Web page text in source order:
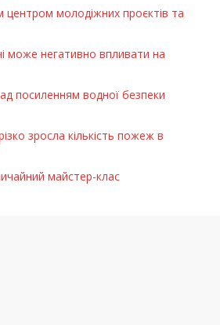
центром молодіжних проєктів та
може негативно впливати на
посиленням водної безпеки
зросла кількість пожеж в
майстер-клас